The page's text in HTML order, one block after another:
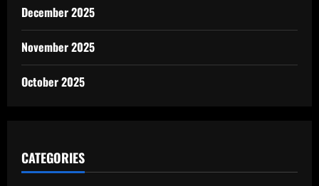
December 2025
November 2025
October 2025
CATEGORIES